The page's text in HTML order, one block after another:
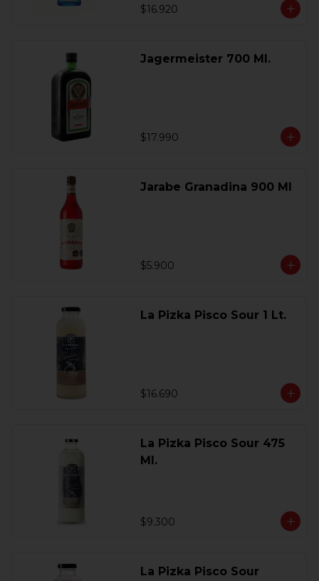
$16.920
Jagermeister 700 Ml.
$17.990
Jarabe Granadina 900 Ml
$5.900
La Pizka Pisco Sour 1 Lt.
$16.690
La Pizka Pisco Sour 475
Ml.
$9.300
La Pizka Pisco Sour